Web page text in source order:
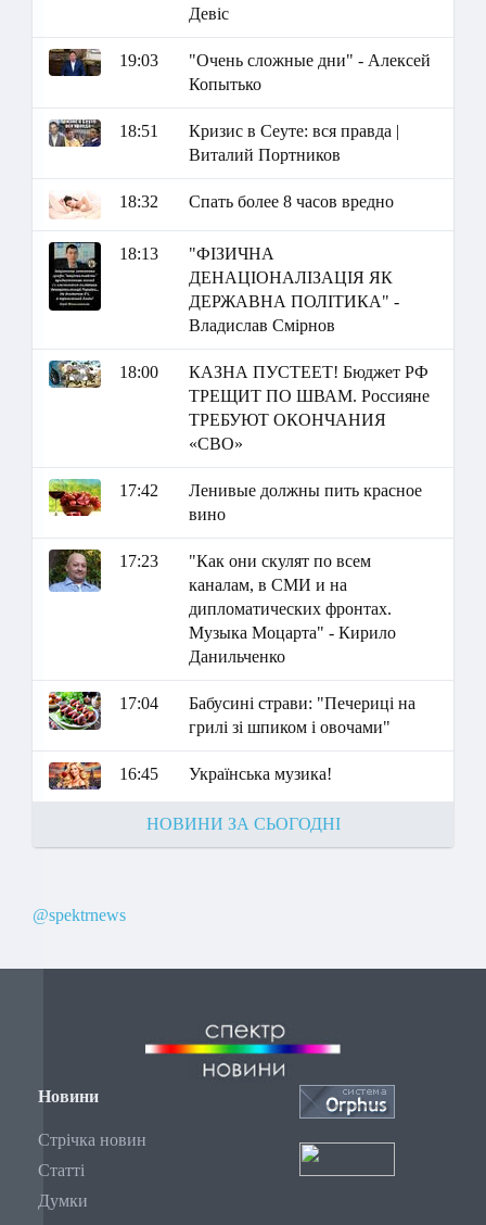
Девіс
19:03
"Очень сложные дни" - Алексей
Копытько
18:51
Кризис в Сеуте: вся правда |
Виталий Портников
18:32 Спать более 8 часов вредно
18:13
"ФІЗИЧНА
ДЕНАЦІОНАЛІЗАЦІЯ ЯК
ДЕРЖАВНА ПОЛІТИКА" -
Владислав Смірнов
18:00
КАЗНА ПУСТЕЕТ! Бюджет РФ
ТРЕЩИТ ПО ШВАМ. Россияне
ТРЕБУЮТ ОКОНЧАНИЯ
«СВО»
17:42
Ленивые должны пить красное
вино
17:23
"Как они скулят по всем
каналам, в СМИ и на
дипломатических фронтах.
Музыка Моцарта" - Кирило
Данильченко
17:04
Бабусині страви: "Печериці на
грилі зі шпиком і овочами"
16:45 Українська музика!
НОВИНИ ЗА СЬОГОДНІ
@spektrnews
Новини
Стрічка новин
Статті
Думки